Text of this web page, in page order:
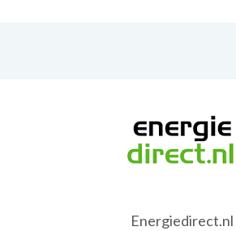
Energiedirect.nl